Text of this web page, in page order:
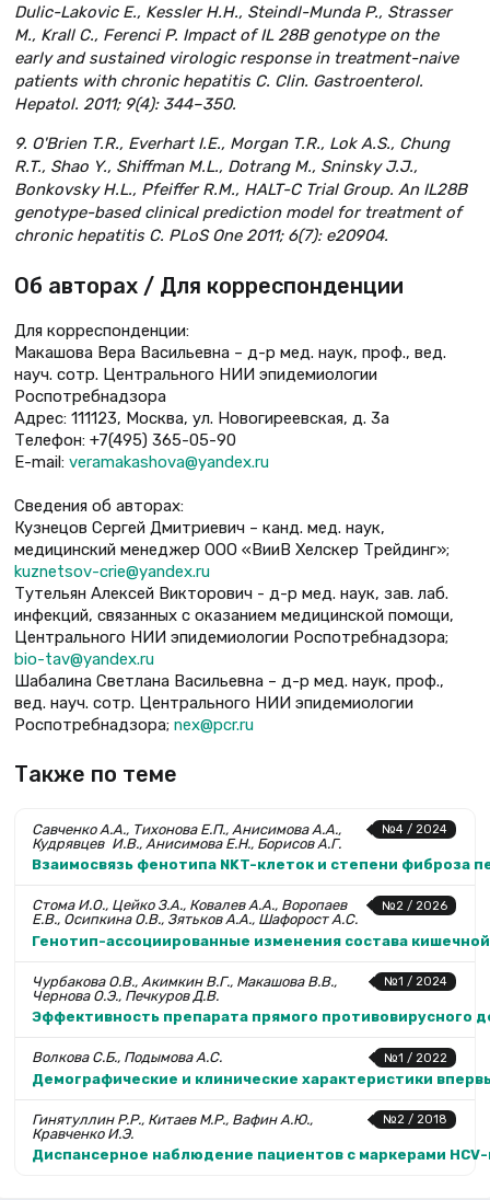
Dulic-Lakovic E., Kessler H.H., Steindl-Munda P., Strasser
M., Krall C., Ferenci P. Impact of IL 28B genotype on the
early and sustained virologic response in treatment-naive
patients with chronic hepatitis C. Clin. Gastroenterol.
Hepatol. 2011; 9(4): 344–350.
9. O'Brien T.R., Everhart I.E., Morgan T.R., Lok A.S., Chung
R.T., Shao Y., Shiffman M.L., Dotrang M., Sninsky J.J.,
Bonkovsky H.L., Pfeiffer R.M., HALT-C Trial Group. An IL28B
genotype-based clinical prediction model for treatment of
chronic hepatitis C. PLoS One 2011; 6(7): e20904.
Об авторах / Для корреспонденции
Для корреспонденции:
Макашова Вера Васильевна – д-р мед. наук, проф., вед.
науч. сотр. Центрального НИИ эпидемиологии
Роспотребнадзора
Адрес: 111123, Москва, ул. Новогиреевская, д. 3а
Телефон: +7(495) 365-05-90
Е-mail: veramakashova@yandex.ru
Сведения об авторах:
Кузнецов Сергей Дмитриевич – канд. мед. наук,
медицинский менеджер ООО «ВииВ Хелскер Трейдинг»;
kuznetsov-crie@yandex.ru
Тутельян Алексей Викторович - д-р мед. наук, зав. лаб.
инфекций, связанных с оказанием медицинской помощи,
Центрального НИИ эпидемиологии Роспотребнадзора;
bio-tav@yandex.ru
Шабалина Светлана Васильевна – д-р мед. наук, проф.,
вед. науч. сотр. Центрального НИИ эпидемиологии
Роспотребнадзора; nex@pcr.ru
Также по теме
№4 / 2024
Савченко А.А., Тихонова Е.П., Анисимова А.А.,
Кудрявцев И.В., Анисимова Е.Н., Борисов А.Г.
Взаимосвязь фенотипа NKT-клеток и степени фиброза
№2 / 2026
Стома И.О., Цейко З.А., Ковалев А.А., Воропаев
Е.В., Осипкина О.В., Зятьков А.А., Шафорост А.С.
Генотип-ассоциированные изменения состава
№1 / 2024
Чурбакова О.В., Акимкин В.Г., Макашова В.В.,
Чернова О.Э., Печкуров Д.В.
Эффективность препарата прямого противовирусного
№1 / 2022
Волкова С.Б., Подымова А.С.
Демографические и клинические характеристики
№2 / 2018
Гинятуллин Р.Р., Китаев М.Р., Вафин А.Ю.,
Кравченко И.Э.
Диспансерное наблюдение пациентов с маркерами